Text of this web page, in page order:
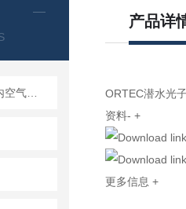
产品详
ORTEC潜水光
资料- +
更多信息 +